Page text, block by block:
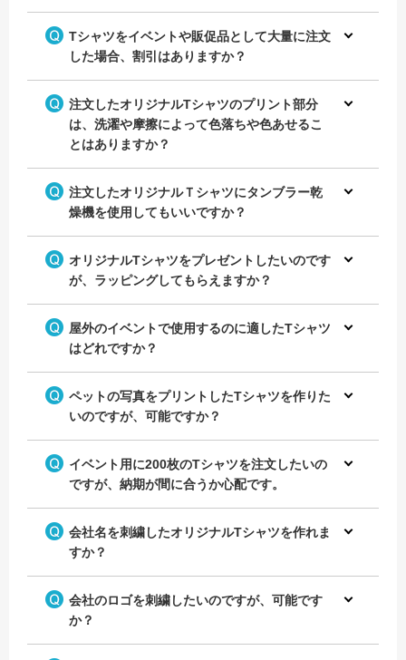
チームの名前をプリントしてオ
リジナルのチームTシャツを作
名前をプリントして野球のチー
Tシャツをイベントや販促品として大量に注文
した場合、割引はありますか？
注文したオリジナルTシャツのプリント部分
は、洗濯や摩擦によって色落ちや色あせるこ
とはありますか？
注文したオリジナルＴシャツにタンブラー乾
燥機を使用してもいいですか？
オリジナルTシャツをプレゼントしたいのです
が、ラッピングしてもらえますか？
屋外のイベントで使用するのに適したTシャツ
はどれですか？
ペットの写真をプリントしたTシャツを作りた
いのですが、可能ですか？
イベント用に200枚のTシャツを注文したいの
ですが、納期が間に合うか心配です。
会社名を刺繍したオリジナルTシャツを作れま
すか？
会社のロゴを刺繍したいのですが、可能です
か？